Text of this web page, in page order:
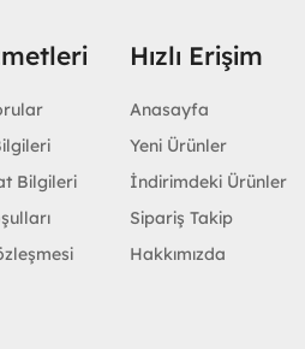
Bilgileri
Hızlı Erişim
Anasayfa
Yeni Ürünler
İndirimdeki Ürünler
Sipariş Takip
Hakkımızda